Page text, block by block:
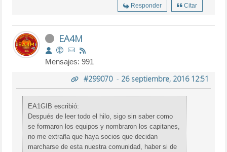
Responder Citar
EA4M
Mensajes: 991
#299070- 26 septiembre, 2016 12:51
EA1GIB escribió:
Después de leer todo el hilo, sigo sin saber como
se formaron los equipos y nombraron los capitanes,
no me extraña que haya socios que decidan
marcharse de esta nuestra comunidad, haber si de